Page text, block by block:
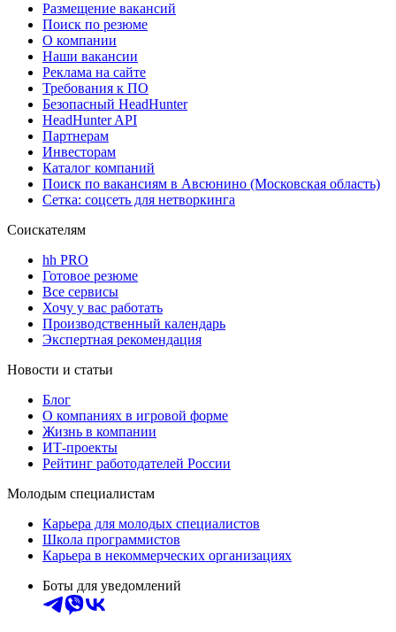
Размещение вакансий
Поиск по резюме
О компании
Наши вакансии
Реклама на сайте
Требования к ПО
Безопасный HeadHunter
HeadHunter API
Партнерам
Инвесторам
Каталог компаний
Поиск по вакансиям в Авсюнино (Московская область)
Сетка: соцсеть для нетворкинга
Соискателям
hh PRO
Готовое резюме
Все сервисы
Хочу у вас работать
Производственный календарь
Экспертная рекомендация
Новости и статьи
Блог
О компаниях в игровой форме
Жизнь в компании
ИТ-проекты
Рейтинг работодателей России
Молодым специалистам
Карьера для молодых специалистов
Школа программистов
Карьера в некоммерческих организациях
Боты для уведомлений